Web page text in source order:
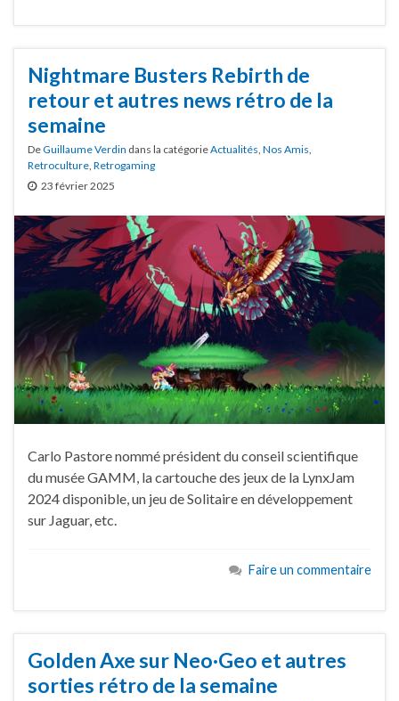
Nightmare Busters Rebirth de
retour et autres news rétro de la
semaine
DeGuillaume Verdin dans la catégorieActualités, Nos Amis,
Retroculture, Retrogaming
23 février 2025
Carlo Pastore nommé président du conseil scientifique
du musée GAMM, la cartouche des jeux de la LynxJam
2024 disponible, un jeu de Solitaire en développement
sur Jaguar, etc.
Faire un commentaire
Golden Axe sur Neo·Geo et autres
sorties rétro de la semaine